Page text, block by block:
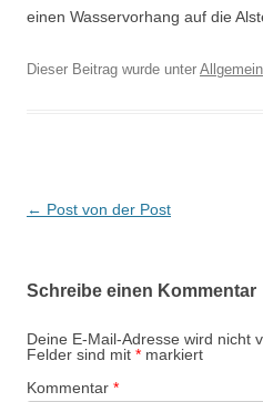
einen Wasservorhang auf die
Dieser Beitrag wurde unter Allgemein
Beitrags-
← Post von der Post
Schreibe einen Kommentar
Deine E-Mail-Adresse wird nicht
Felder sind mit * markiert
Kommentar *